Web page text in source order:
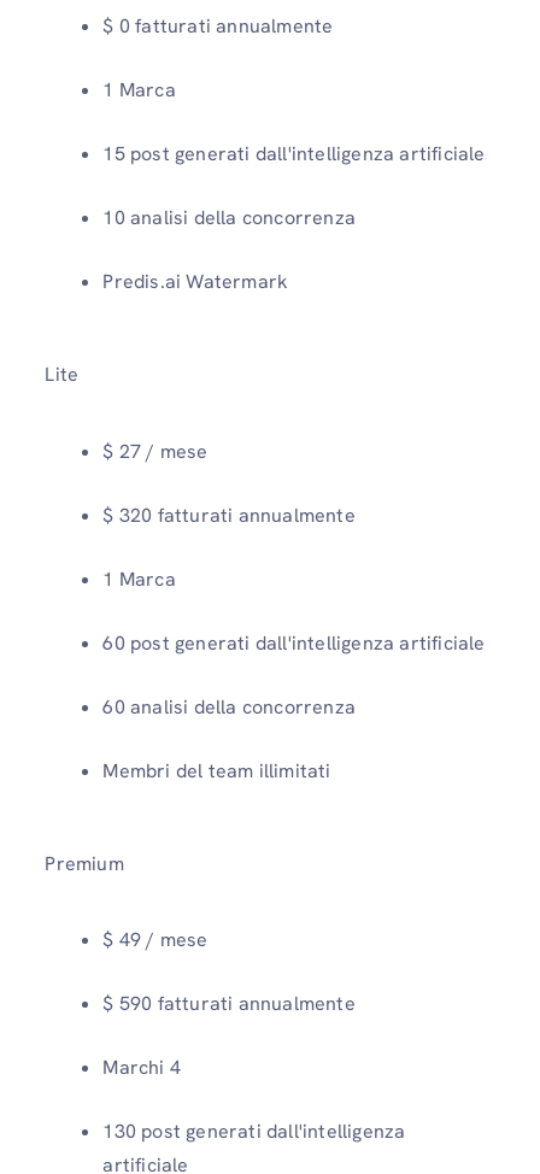
$ 0 fatturati annualmente
1 Marca
15 post generati dall'intelligenza artificiale
10 analisi della concorrenza
Predis.ai Watermark
Lite
$ 27 / mese
$ 320 fatturati annualmente
1 Marca
60 post generati dall'intelligenza artificiale
60 analisi della concorrenza
Membri del team illimitati
Premium
$ 49 / mese
$ 590 fatturati annualmente
Marchi 4
130 post generati dall'intelligenza
artificiale